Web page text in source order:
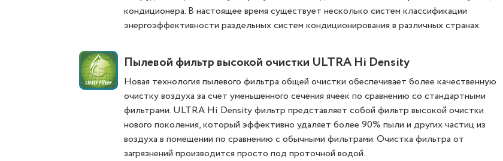
кондиционера. В настоящее время существует несколько систем классификации
энергоэффективности раздельных систем кондиционирования в различных странах.
Пылевой фильтр высокой очистки ULTRA Hi Density
Новая технология пылевого фильтра общей очистки обеспечивает более качественную
очистку воздуха за счет уменьшенного сечения ячеек по сравнению со стандартными
фильтрами. ULTRA Hi Density фильтр представляет собой фильтр высокой очистки
нового поколения, который эффективно удаляет более 90% пыли и других частиц из
воздуха в помещении по сравнению с обычными фильтрами. Очистка фильтра от
загрязнений производится просто под проточной водой.